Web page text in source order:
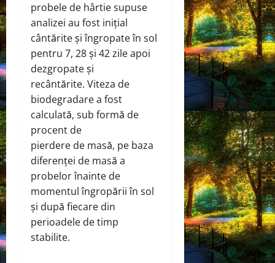
probele de hârtie supuse
analizei au fost inițial
cântărite și îngropate în sol
pentru 7, 28 și 42 zile apoi
dezgropate și
recântărite. Viteza de
biodegradare a fost
calculată, sub formă de
procent de
pierdere de masă, pe baza
diferenței de masă a
probelor înainte de
momentul îngropării în sol
și după fiecare din
perioadele de timp
stabilite.